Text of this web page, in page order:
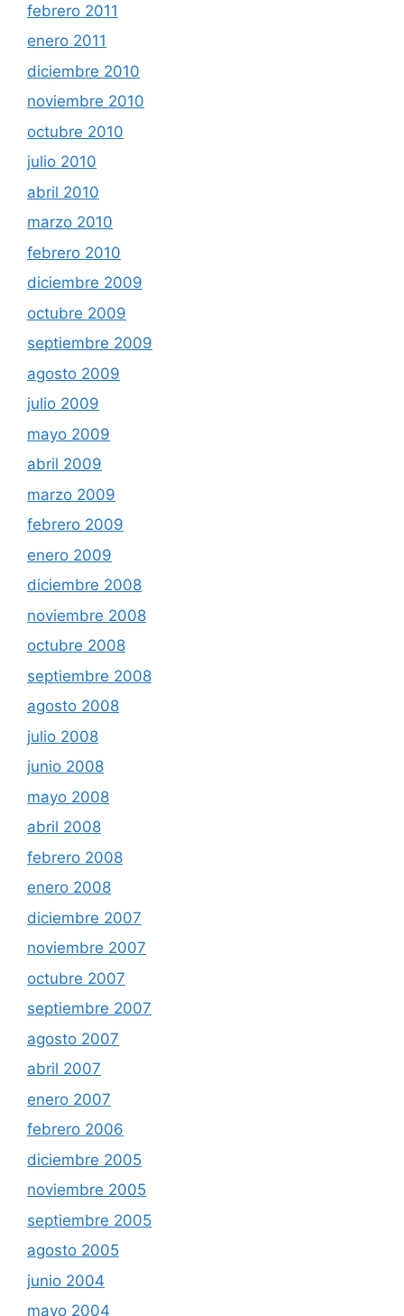
febrero 2011
enero 2011
diciembre 2010
noviembre 2010
octubre 2010
julio 2010
abril 2010
marzo 2010
febrero 2010
diciembre 2009
octubre 2009
septiembre 2009
agosto 2009
julio 2009
mayo 2009
abril 2009
marzo 2009
febrero 2009
enero 2009
diciembre 2008
noviembre 2008
octubre 2008
septiembre 2008
agosto 2008
julio 2008
junio 2008
mayo 2008
abril 2008
febrero 2008
enero 2008
diciembre 2007
noviembre 2007
octubre 2007
septiembre 2007
agosto 2007
abril 2007
enero 2007
febrero 2006
diciembre 2005
noviembre 2005
septiembre 2005
agosto 2005
junio 2004
mayo 2004